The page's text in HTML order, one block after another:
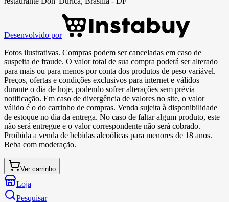
Desenvolvido por
Fotos ilustrativas. Compras podem ser canceladas em caso de
suspeita de fraude. O valor total de sua compra poderá ser alterado
para mais ou para menos por conta dos produtos de peso variável.
Preços, ofertas e condições exclusivos para internet e válidos
durante o dia de hoje, podendo sofrer alterações sem prévia
notificação. Em caso de divergência de valores no site, o valor
válido é o do carrinho de compras. Venda sujeita à disponibilidade
de estoque no dia da entrega. No caso de faltar algum produto, este
não será entregue e o valor correspondente não será cobrado.
Proibida a venda de bebidas alcoólicas para menores de 18 anos.
Beba com moderação.
Ver carrinho
Loja
Pesquisar